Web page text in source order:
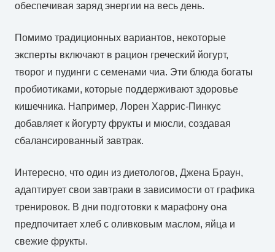
обеспечивая заряд энергии на весь день.
Помимо традиционных вариантов, некоторые
эксперты включают в рацион греческий йогурт,
творог и пудинги с семенами чиа. Эти блюда богаты
пробиотиками, которые поддерживают здоровье
кишечника. Например, Лорен Харрис-Пинкус
добавляет к йогурту фрукты и мюсли, создавая
сбалансированный завтрак.
Интересно, что один из диетологов, Джена Браун,
адаптирует свои завтраки в зависимости от графика
тренировок. В дни подготовки к марафону она
предпочитает хлеб с оливковым маслом, яйца и
свежие фрукты.